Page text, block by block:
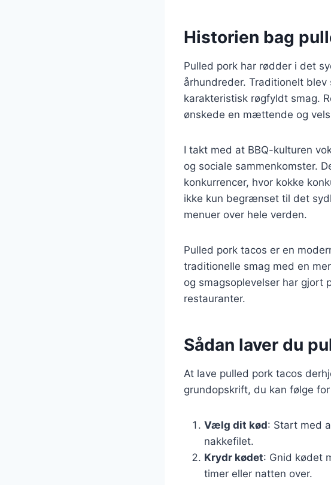
Historien bag
Pulled pork har rødder i det
århundreder. Traditionelt
karakteristisk røgfyldt smag.
ønskede en mættende og
I takt med at BBQ-kulturen
og sociale sammenkomster.
konkurrencer, hvor kokke
ikke kun begrænset til det
menuer over hele verden.
Pulled pork tacos er en
traditionelle smag med en
og smagsoplevelser har gjort
restauranter.
Sådan laver du
At lave pulled pork tacos
grundopskrift, du kan følge
Vælg dit kød: Start med
nakkefilet.
Krydr kødet: Gnid kødet
timer eller natten over.